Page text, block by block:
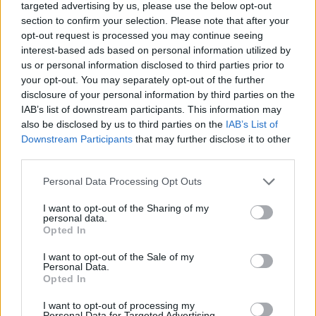
targeted advertising by us, please use the below opt-out
section to confirm your selection. Please note that after your
opt-out request is processed you may continue seeing
interest-based ads based on personal information utilized by
us or personal information disclosed to third parties prior to
your opt-out. You may separately opt-out of the further
disclosure of your personal information by third parties on the
IAB’s list of downstream participants. This information may
also be disclosed by us to third parties on the IAB’s List of
Downstream Participants that may further disclose it to other
Personal Data Processing Opt Outs
I want to opt-out of the Sharing of my
personal data.
Opted In
I want to opt-out of the Sale of my
Personal Data.
Opted In
I want to opt-out of processing my
potrebbe offrirgli la piattaforma ideale per giocare ai
massimi livelli e puntare ai trofei. Competere accanto a
giocatori di alto livello lo aiuterebbe a migliorare
ulteriormente e a esprimere tutto il suo potenziale.
Per i catalani, ​​Murillo è considerato il successore ideale di
Inigo Martínez, mentre per iGunnerssarebbe un innesto
utile per completare il reparto arretrato visto che
attualmente in rosa è presente un solo centrale mancino
(Gabriel Magalhaes).